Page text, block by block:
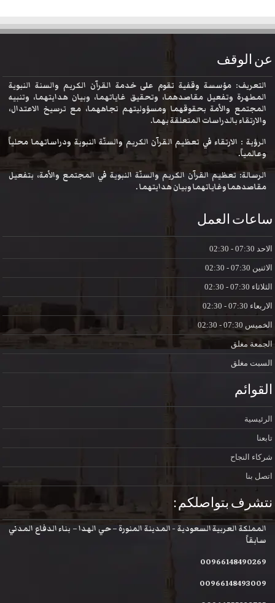
عن الوقف
التعريف: مؤسسة وقفية تقوم على خدمة القرآن الكريم والسنة النبوية
المطهرة وتفعيل مقاصدهما، وتحقيق غاياتهما، وبيان هدايتهما، وتنبيه
المجتمع والأمة بحقوقهما ومسؤوليتهم تجاههما، مع ترسيخ الاعتدال،
والارتقاء بالدراسات المتعلقة بهما.
الرؤية : الارتقاء في تعظيم القرآن الكريم والسنّة النبوية ودراساتهما محلياً
وعالمياً.
الرسالة: تعظيم القرآن الكريم والسنّة النبوية في المجتمع والأمة، بتفعيل
مقاصدهما وغاياتهما وبيان هدايتهما .
ساعات العمل
الاحد
الاثنين
الثلاثاء
الاربعاء
الخميس
الجمعة مغلق
السبت مغلق
القوائم
الرئيسية
تابعنا
شركاء النجاح
اتصل بنا
نتشرف بتواصلكم :
المملكة العربية السعودية - المدينة المنورة – حي الهدا – بناء الدفاع المدني
سابقاً
00966148490269
00966148493009